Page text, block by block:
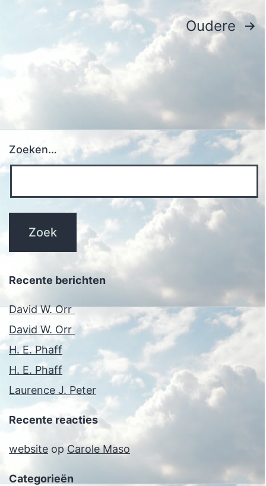
Berichten
paginering
Oudere
Zoeken…
Recente berichten
David W. Orr
David W. Orr
H. E. Phaff
H. E. Phaff
Laurence J. Peter
Recente reacties
website opCarole Maso
Categorieën